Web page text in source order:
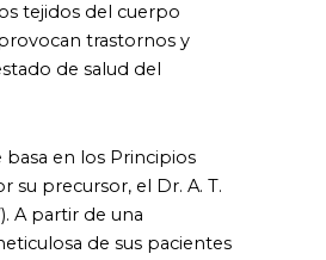
tejidos del cuerpo
trastornos y
de salud del
basa en los Principios
su precursor, el Dr. A. T.
A partir de una
de sus pacientes